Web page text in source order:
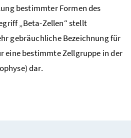
bestimmter Formen des
„Beta-Zellen“ stellt
gebräuchliche Bezeichnung für
eine bestimmte Zellgruppe in der
dar.